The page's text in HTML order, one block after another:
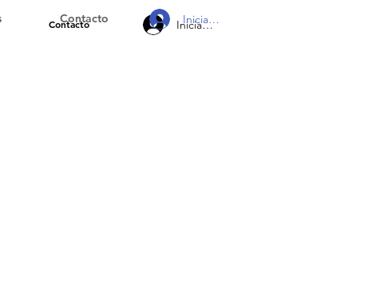
Contacto Iniciar sesión
Contacto Iniciar sesión